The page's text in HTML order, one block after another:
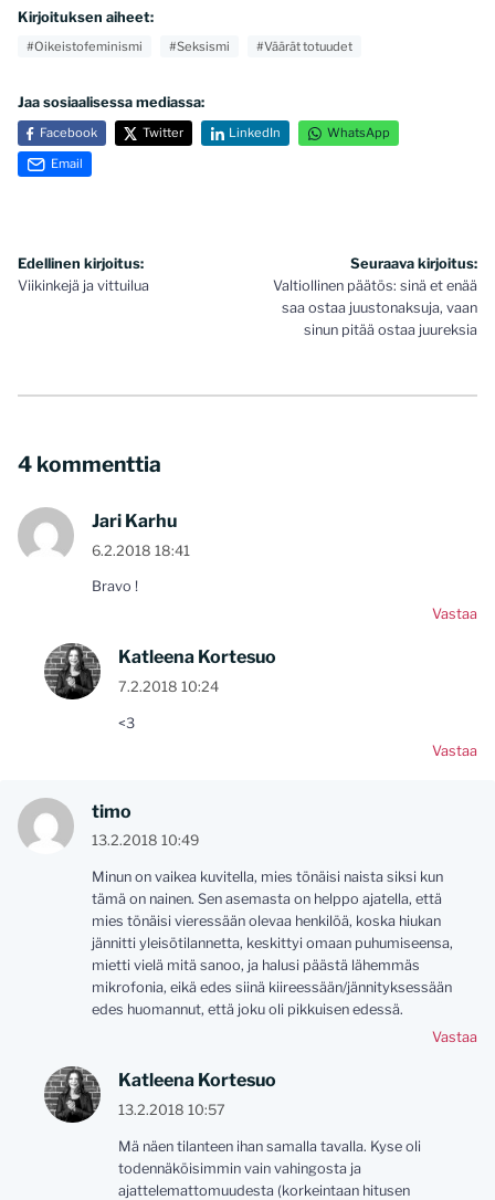
Kirjoituksen aiheet:
#Oikeistofeminismi #Seksismi #Väärät totuudet
Jaa sosiaalisessa mediassa:
Facebook Twitter LinkedIn WhatsApp
Email
Artikkelien
selaus
Edellinen kirjoitus:
Viikinkejä ja vittuilua
Seuraava kirjoitus:
Valtiollinen päätös: sinä et enää
saa ostaa juustonaksuja, vaan
sinun pitää ostaa juureksia
4 kommenttia
Jari Karhu
6.2.2018 18:41
Bravo !
Vastaa
Katleena Kortesuo
7.2.2018 10:24
<3
Vastaa
timo
13.2.2018 10:49
Minun on vaikea kuvitella, mies tönäisi naista siksi kun
tämä on nainen. Sen asemasta on helppo ajatella, että
mies tönäisi vieressään olevaa henkilöä, koska hiukan
jännitti yleisötilannetta, keskittyi omaan puhumiseensa,
mietti vielä mitä sanoo, ja halusi päästä lähemmäs
mikrofonia, eikä edes siinä kiireessään/jännityksessään
edes huomannut, että joku oli pikkuisen edessä.
Vastaa
Katleena Kortesuo
13.2.2018 10:57
Mä näen tilanteen ihan samalla tavalla. Kyse oli
todennäköisimmin vain vahingosta ja
ajattelemattomuudesta (korkeintaan hitusen